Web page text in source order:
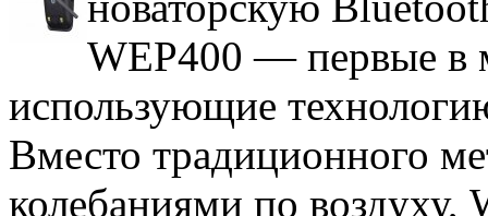
WEP400 — первые в
использующие
Вместо традиционного
колебаниями по воздуху,